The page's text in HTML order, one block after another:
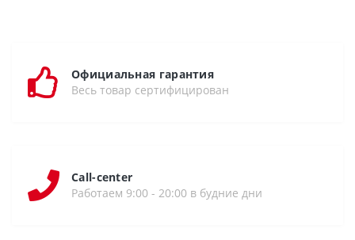
Официальная гарантия
Весь товар сертифицирован
Call-center
Работаем 9:00 - 20:00 в будние дни